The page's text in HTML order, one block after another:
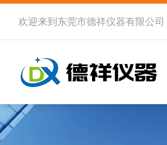
欢迎来到 东莞市德祥仪器有限公司